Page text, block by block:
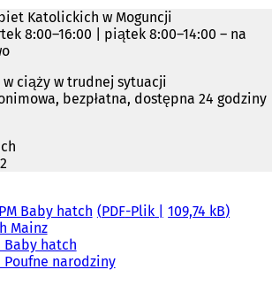
Katolickich w Moguncji
8:00–16:00 | piątek 8:00–14:00 – na
ciąży w trudnej sytuacji
bezpłatna, dostępna 24 godziny
Baby hatch
PDF-Plik
109,74 kB
Mainz
Baby hatch
O
Poufne narodziny(